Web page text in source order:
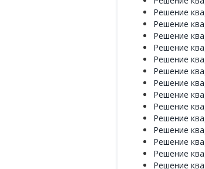
Решение
Решение
Решение
Решение
Решение
Решение
Решение
Решение
Решение
Решение
Решение
Решение
Решение
Решение